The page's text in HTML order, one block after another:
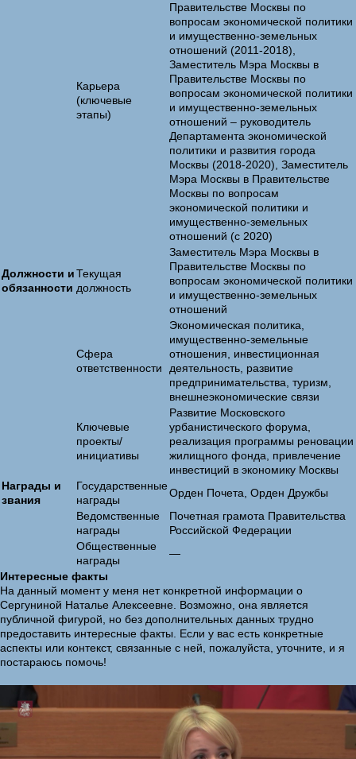
Карьера
(ключевые
этапы)
Правительстве Москвы по
вопросам экономической политики
и имущественно-земельных
отношений (2011-2018),
Заместитель Мэра Москвы в
Правительстве Москвы по
вопросам экономической политики
и имущественно-земельных
отношений – руководитель
Департамента экономической
политики и развития города
Москвы (2018-2020), Заместитель
Мэра Москвы в Правительстве
Москвы по вопросам
экономической политики и
имущественно-земельных
отношений (с 2020)
Должности и
обязанности
Текущая
должность
Заместитель Мэра Москвы в
Правительстве Москвы по
вопросам экономической политики
и имущественно-земельных
отношений
Сфера
ответственности
Экономическая политика,
имущественно-земельные
отношения, инвестиционная
деятельность, развитие
предпринимательства, туризм,
внешнеэкономические связи
Ключевые
проекты/
инициативы
Развитие Московского
урбанистического форума,
реализация программы реновации
жилищного фонда, привлечение
инвестиций в экономику Москвы
Награды и
звания
Государственные
награды
Орден Почета, Орден Дружбы
Ведомственные
награды
Почетная грамота Правительства
Российской Федерации
Общественные
награды
—
Интересные факты
На данный момент у меня нет конкретной информации о
Сергуниной Наталье Алексеевне. Возможно, она является
публичной фигурой, но без дополнительных данных трудно
предоставить интересные факты. Если у вас есть конкретные
аспекты или контекст, связанные с ней, пожалуйста, уточните, и я
постараюсь помочь!